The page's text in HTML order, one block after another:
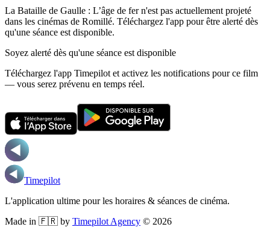
La Bataille de Gaulle : L’âge de fer n'est pas actuellement projeté
dans les cinémas de Romillé. Téléchargez l'app pour être alerté dès
qu'une séance est disponible.
Soyez alerté dès qu'une séance est disponible
Téléchargez l'app Timepilot et activez les notifications pour ce film
— vous serez prévenu en temps réel.
Timepilot
L'application ultime pour les horaires & séances de cinéma.
Made in 🇫🇷 by Timepilot Agency © 2026